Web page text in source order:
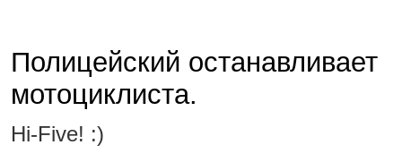
Полицейский останавливает
мотоциклиста.
Hi-Five! :)